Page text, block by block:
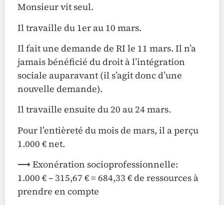
Monsieur vit seul.
Il travaille du 1er au 10 mars.
Il fait une demande de RI le 11 mars. Il n’a
jamais bénéficié du droit à l’intégration
sociale auparavant (il s’agit donc d’une
nouvelle demande).
Il travaille ensuite du 20 au 24 mars.
Pour l’entièreté du mois de mars, il a perçu
1.000 € net.
⟶ Exonération socioprofessionnelle:
1.000 € – 315,67 € = 684,33 € de ressources à
prendre en compte